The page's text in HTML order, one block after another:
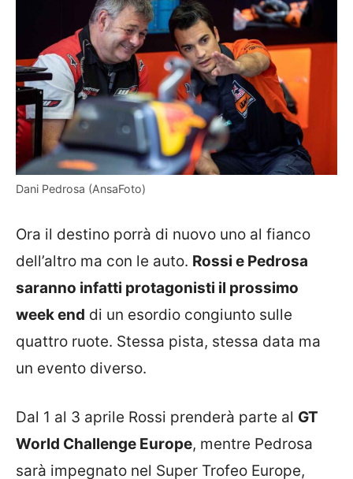
Dani Pedrosa (AnsaFoto)
Ora il destino porrà di nuovo uno al fianco
dell’altro ma con le auto. Rossi e Pedrosa
saranno infatti protagonisti il prossimo
week end di un esordio congiunto sulle
quattro ruote. Stessa pista, stessa data ma
un evento diverso.
Dal 1 al 3 aprile Rossi prenderà parte al GT
World Challenge Europe, mentre Pedrosa
sarà impegnato nel Super Trofeo Europe,